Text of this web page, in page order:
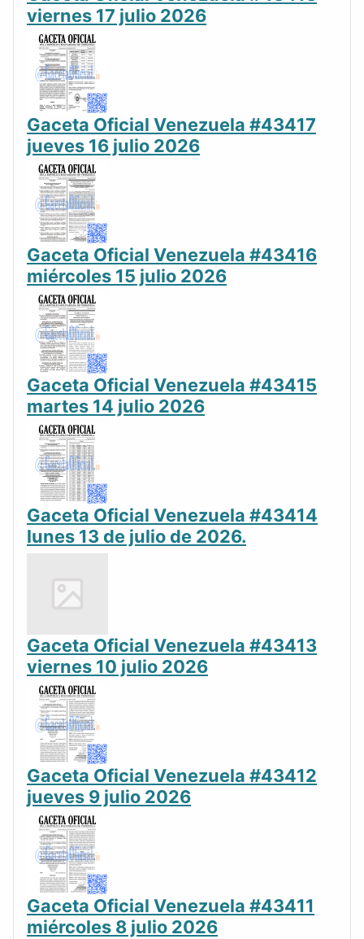
viernes 17 julio 2026
Gaceta Oficial Venezuela #43417
jueves 16 julio 2026
Gaceta Oficial Venezuela #43416
miércoles 15 julio 2026
Gaceta Oficial Venezuela #43415
martes 14 julio 2026
Gaceta Oficial Venezuela #43414
lunes 13 de julio de 2026.
Gaceta Oficial Venezuela #43413
viernes 10 julio 2026
Gaceta Oficial Venezuela #43412
jueves 9 julio 2026
Gaceta Oficial Venezuela #43411
miércoles 8 julio 2026